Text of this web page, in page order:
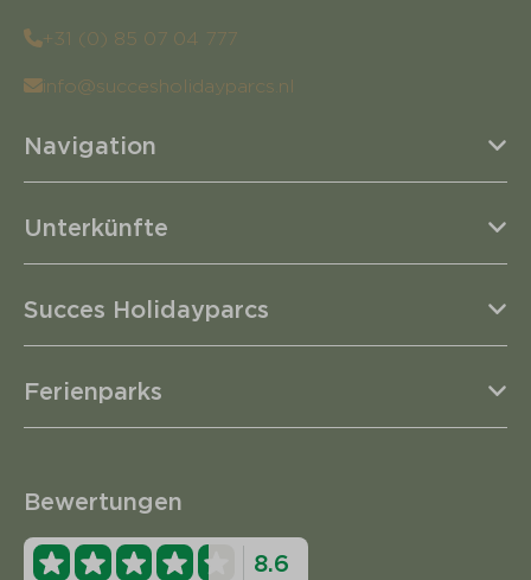
+31 (0) 85 07 04 777
info@succesholidayparcs.nl
Navigation
Unterkünfte
Succes Holidayparcs
Ferienparks
Bewertungen
8.6